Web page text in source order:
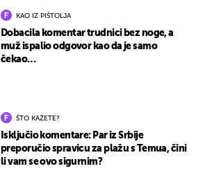
KAO IZ PIŠTOLJA
Dobacila komentar trudnici bez noge, a
muž ispalio odgovor kao da je samo
čekao…
ŠTO KAŽETE?
Isključio komentare: Par iz Srbije
preporučio spravicu za plažu s Temua, čini
li vam se ovo sigurnim?